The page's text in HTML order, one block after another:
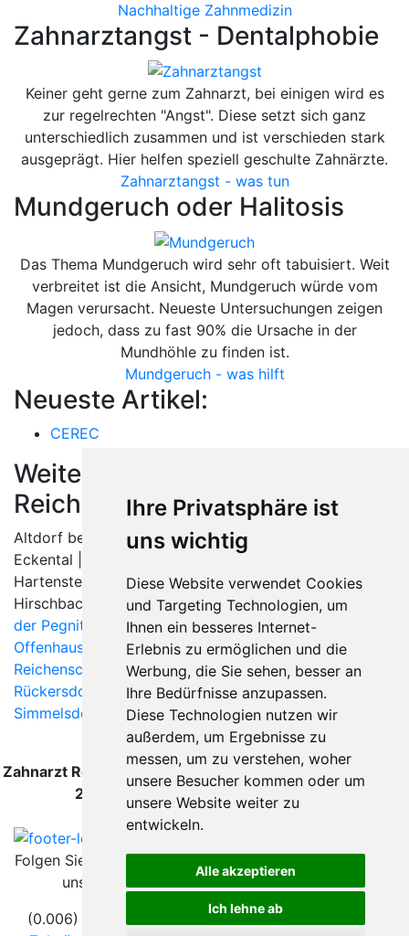
Ihre Privatsphäre ist
uns wichtig
Diese Website verwendet Cookies
und Targeting Technologien, um
Ihnen ein besseres Internet-
Erlebnis zu ermöglichen und die
Werbung, die Sie sehen, besser an
Ihre Bedürfnisse anzupassen.
Diese Technologien nutzen wir
außerdem, um Ergebnisse zu
messen, um zu verstehen, woher
unsere Besucher kommen oder um
unsere Website weiter zu
entwickeln.
Alle akzeptieren
Ich lehne ab
Nachhaltige Zahnmedizin
Zahnarztangst - Dentalphobie
Keiner geht gerne zum Zahnarzt, bei einigen wird es
zur regelrechten "Angst". Diese setzt sich ganz
unterschiedlich zusammen und ist verschieden stark
ausgeprägt. Hier helfen speziell geschulte Zahnärzte.
Zahnarztangst - was tun
Mundgeruch oder Halitosis
Das Thema Mundgeruch wird sehr oft tabuisiert. Weit
verbreitet ist die Ansicht, Mundgeruch würde vom
Magen verursacht. Neueste Untersuchungen zeigen
jedoch, dass zu fast 90% die Ursache in der
Mundhöhle zu finden ist.
Mundgeruch - was hilft
Neueste Artikel:
CEREC
Weitere Orte in der Nähe von
Reichenschwand
Altdorf bei Nürnberg | Betzenstein |
Eckental | Engelthal | Etzelwang |
Hartenstein (Mittelfranken) |Henfenfeld| Hersbruck
Hirschbach |
Hohenstadt| Kirchensittenbach |Lauf an
der Pegnitz
Leinburg |Neunkirchen am Sand
Offenhausen
| Ottensoos |Pommelsbrunn|
Reichenschwand|Röthenbach an der Pegnitz|
Rückersdorf (Mittelfranken)|Schnaittach|
Simmelsdorf
| Velden (Pegnitz) | Vorra | Weigendorf |
Zahnarzt Reichenschwand wurde zuletzt am 08. August
2026 um 00:00:08 Uhr aktualisiert.
Folgen Sie
uns
(0.006) © 2004 - 2026 DEV AG |Zahnarztsuche